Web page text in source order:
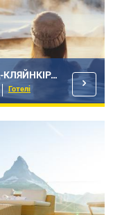
БАД-КЛЯЙНКІРХГАЙМ
Готелі